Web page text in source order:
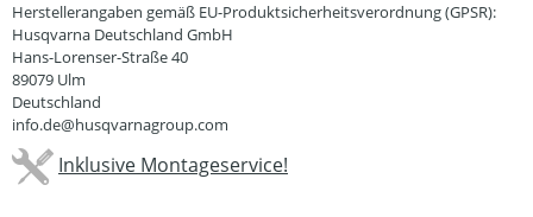
Herstellerangaben gemäß EU-Produktsicherheitsverordnung (GPSR):
Husqvarna Deutschland GmbH
Hans-Lorenser-Straße 40
89079 Ulm
Deutschland
info.de@husqvarnagroup.com
Inklusive Montageservice!